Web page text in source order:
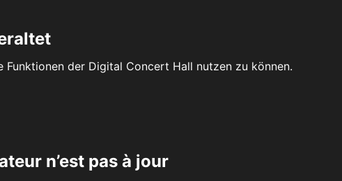
Funktionen der Digital Concert Hall nutzen zu können.
n’est pas à jour